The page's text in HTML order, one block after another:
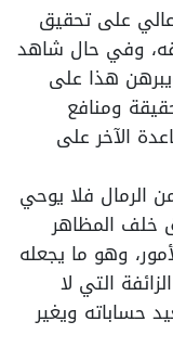
على تحقيق
وفي حال شاهد
هذا على
ومنافع
الآخر على
الرمال فلا يوحي
خلف المظاهر
وهو ما يجعله
التي لا
حساباته ويغير